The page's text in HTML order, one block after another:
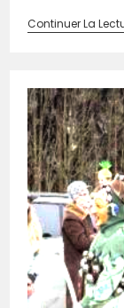
Continuer La